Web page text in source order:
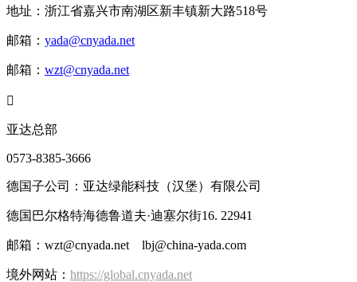
地址：浙江省嘉兴市南湖区新丰镇新大路518号
邮箱： yada@cnyada.net
邮箱： wzt@cnyada.net

亚达总部
0573-8385-3666
德国子公司：亚达绿能科技（汉堡）有限公司
德国巴尔格特海德鲁道夫·迪塞尔街16. 22941
邮箱：wzt@cnyada.net lbj@china-yada.com
境外网站： https://global.cnyada.net